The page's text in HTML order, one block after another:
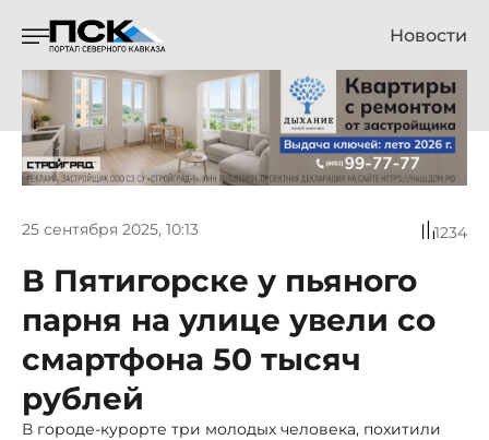
Новости
25 сентября 2025, 10:13 1234
В Пятигорске у пьяного
парня на улице увели со
смартфона 50 тысяч
рублей
В городе-курорте три молодых человека, похитили